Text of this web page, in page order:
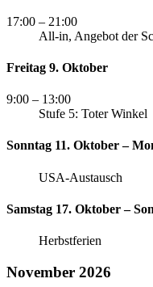
17:00 – 21:00
All-in, Angebot der
Freitag 9. Oktober
9:00 – 13:00
Stufe 5: Toter Winkel
Sonntag 11. Oktober –
USA-Austausch
Samstag 17. Oktober –
Herbstferien
November 2026